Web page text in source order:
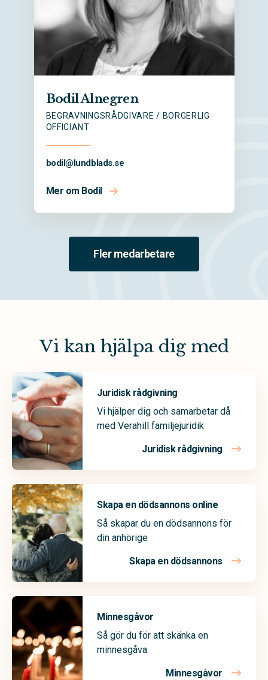
Bodil Alnegren
BEGRAVNINGSRÅDGIVARE / BORGERLIG
OFFICIANT
bodil@lundblads.se
Mer om Bodil
Fler medarbetare
Vi kan hjälpa dig med
Juridisk rådgivning
Vi hjälper dig och samarbetar då
med Verahill familjejuridik
Juridisk rådgivning
Skapa en dödsannons online
Så skapar du en dödsannons för
din anhörige
Skapa en dödsannons
Minnesgåvor
Så gör du för att skänka en
minnesgåva.
Minnesgåvor